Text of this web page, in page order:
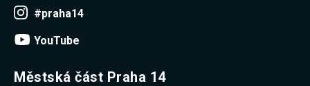
#praha14
YouTube
Městská část Praha 14